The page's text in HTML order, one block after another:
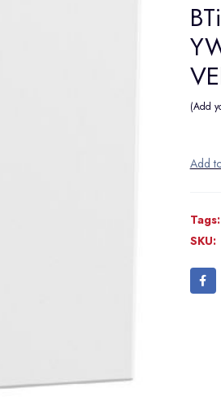
Add
Tags:
SKU: